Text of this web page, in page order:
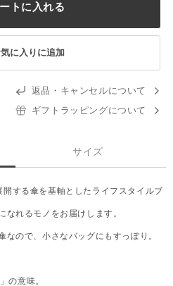
トに入れる
に入りに追加
返品・キャンセルについて
ギフトラッピングについて
サイズ
する傘を基軸としたライフスタイルブ
なれるモノをお届けします。
ので、小さなバッグにもすっぽり。
の意味。